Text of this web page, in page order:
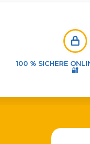
100 % SICHERE
🔐